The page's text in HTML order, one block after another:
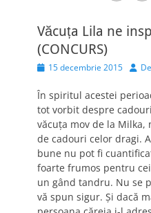
Văcuța Lila ne
(CONCURS)
Posted15 decembrie 2015
În spiritul acestei
tot vorbit despre
văcuța mov de la Milka,
de cadouri celor dragi.
bune nu pot fi
foarte frumos pentru
un gând tandru. Nu se
vă spun sigur. Și dacă